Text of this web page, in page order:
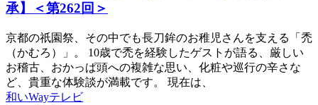
承】＜第262回＞
京都の祇園祭、その中でも長刀鉾のお稚児さんを支える「禿
（かむろ）」。 10歳で禿を経験したゲストが語る、厳しい
お稽古、おかっぱ頭への複雑な思い、化粧や巡行の辛さな
ど、貴重な体験談が満載です。 現在は、
和いWayテレビ